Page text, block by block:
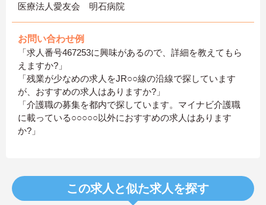
医療法人愛友会 明石病院
お問い合わせ例
「求人番号467253に興味があるので、詳細を教えてもら
えますか?」
「残業が少なめの求人をJR○○線の沿線で探しています
が、おすすめの求人はありますか?」
「介護職の募集を都内で探しています。マイナビ介護職
に載っている○○○○○以外におすすめの求人はあります
か?」
この求人と似た求人を探す